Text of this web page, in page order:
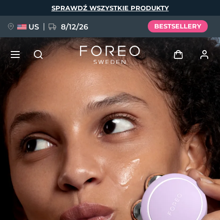
SPRAWDŹ WSZYSTKIE PRODUKTY
US 8/12/26 BESTSELLERY
Zaloguj
Profil użytkownika
Moje urządzenia
Moje zamówienia
Moje adresy
Moje subskrypcje
NOWOŚĆ
FAQ™ Pure Beauty-Tech Elixir
BREAKING NEWS
issa™ Teeth Whitening Set
English Deutsch
Español
Français
Italiano
Português
Polski
Svenska
Türkçe
简体中文 繁體中文